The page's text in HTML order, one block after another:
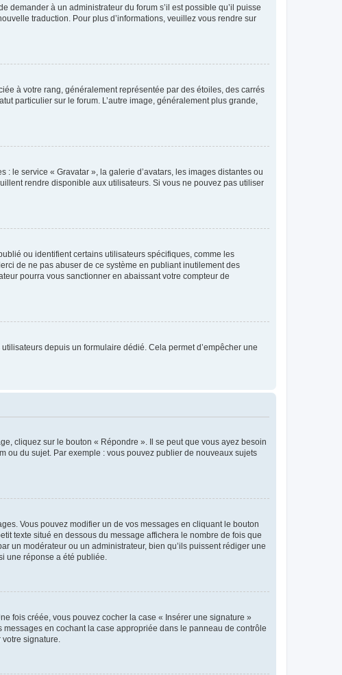
demander à un administrateur du forum s’il est possible qu’il puisse
traduction. Pour plus d’informations, veuillez vous rendre sur
à votre rang, généralement représentée par des étoiles, des carrés
particulier sur le forum. L’autre image, généralement plus grande,
le service « Gravatar », la galerie d’avatars, les images distantes ou
rendre disponible aux utilisateurs. Si vous ne pouvez pas utiliser
ou identifient certains utilisateurs spécifiques, comme les
de ne pas abuser de ce système en publiant inutilement des
pourra vous sanctionner en abaissant votre compteur de
depuis un formulaire dédié. Cela permet d’empêcher une
cliquez sur le bouton « Répondre ». Il se peut que vous ayez besoin
ou du sujet. Par exemple : vous pouvez publier de nouveaux sujets
Vous pouvez modifier un de vos messages en cliquant le bouton
texte situé en dessous du message affichera le nombre de fois que
un modérateur ou un administrateur, bien qu’ils puissent rédiger une
une réponse a été publiée.
fois créée, vous pouvez cocher la case « Insérer une signature »
en cochant la case appropriée dans le panneau de contrôle
signature.